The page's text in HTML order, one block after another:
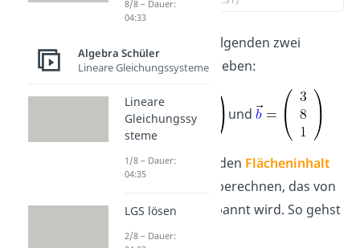
Du hast die folgenden zwei
Vektorengegeben:
und
Nun sollst du den Flächeninhalt
des Dreiecks berechnen, das von
ihnen aufgespannt wird. So gehst
du dabei vor:
8/8 – Dauer:
04:33
Algebra Schüler
Lineare Gleichungssysteme
Lineare
Gleichungssy
steme
1/8 – Dauer:
04:35
LGS lösen
2/8 – Dauer: